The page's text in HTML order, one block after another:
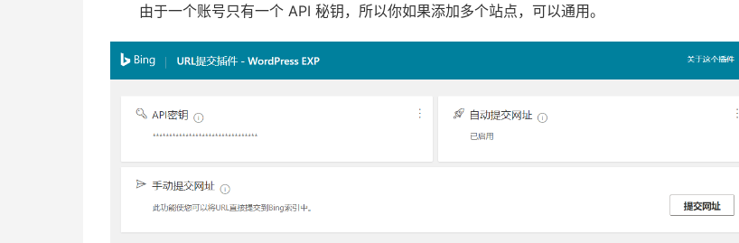
由于一个账号只有一个 API 秘钥，所以你如果添加多个站点，可以通用。